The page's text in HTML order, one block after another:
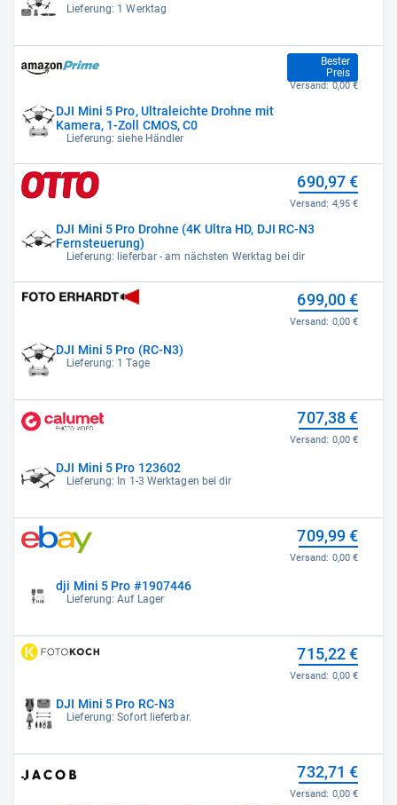
Lieferung: 1 Werktag
DJI Mini 5 Pro, Ultraleichte Drohne mit
Kamera, 1-Zoll CMOS, C0
Lieferung: siehe Händler
Bester
Preis
657,90 €
Versand: 0,00 €
DJI Mini 5 Pro Drohne (4K Ultra HD, DJI RC-N3
Fernsteuerung)
Lieferung: lieferbar - am nächsten Werktag bei dir
690,97 €
Versand: 4,95 €
DJI Mini 5 Pro (RC-N3)
Lieferung: 1 Tage
699,00 €
Versand: 0,00 €
DJI Mini 5 Pro 123602
Lieferung: In 1-3 Werktagen bei dir
707,38 €
Versand: 0,00 €
dji Mini 5 Pro #1907446
Lieferung: Auf Lager
709,99 €
Versand: 0,00 €
DJI Mini 5 Pro RC-N3
Lieferung: Sofort lieferbar.
715,22 €
Versand: 0,00 €
732,71 €
Versand: 0,00 €